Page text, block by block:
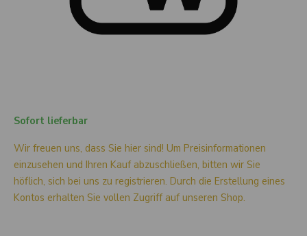
Sofort lieferbar
Wir freuen uns, dass Sie hier sind! Um Preisinformationen
einzusehen und Ihren Kauf abzuschließen, bitten wir Sie
höflich, sich bei uns zu registrieren. Durch die Erstellung eines
Kontos erhalten Sie vollen Zugriff auf unseren Shop.